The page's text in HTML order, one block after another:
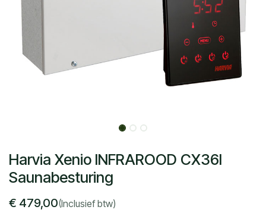
Harvia Xenio INFRAROOD CX36I
Saunabesturing
€ 479,00(Inclusief btw)